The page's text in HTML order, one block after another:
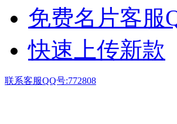
免费名片客服
快速上传新款
联系客服QQ号:772808